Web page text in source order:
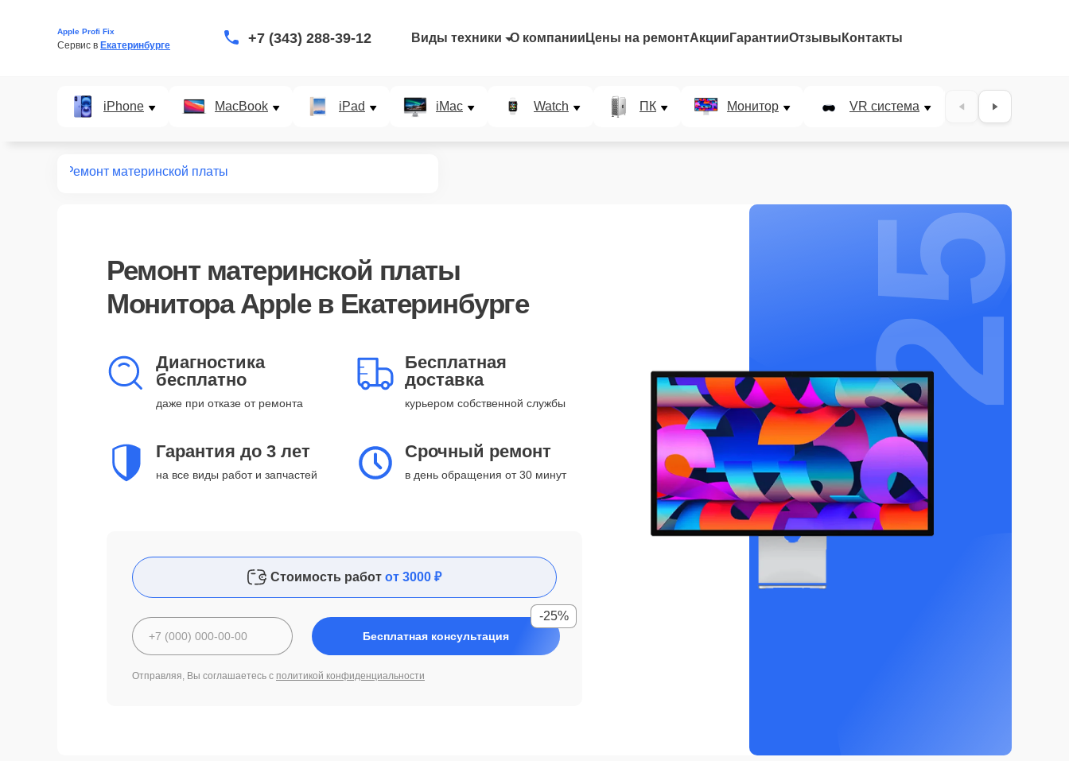
Apple Profi Fix
Сервис в Екатеринбурге +7 (343) 288-39-12 Виды техники О компании Цены на ремонтАкции ГарантииОтзывы Контакты
iPhone MacBook iPad iMac Watch ПК Монитор VR система Наушники
Ремонт материнской платы
Ремонт материнской платы
Монитора Apple в Екатеринбурге
Диагностика
бесплатно
даже при отказе от ремонта
Бесплатная
доставка
курьером собственной службы
Гарантия до 3 лет
на все виды работ и запчастей
Срочный ремонт
в день обращения от 30 минут
Стоимость работ от 3000 ₽
Бесплатная консультация
-25%
Отправляя, Вы соглашаетесь с политикой конфиденциальности
25%